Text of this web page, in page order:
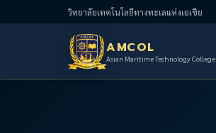
วิทยาลัยเทคโนโลยีทางทะเลแห่งเอเชีย
AMCOL
Asian Maritime Technology College